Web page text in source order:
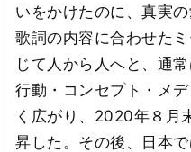
いをかけたのに、真実
歌詞の内容に合わせた
じて人から人へと、通
行動・コンセプト・メ
く広がり、2020年８月
昇した。その後、日本